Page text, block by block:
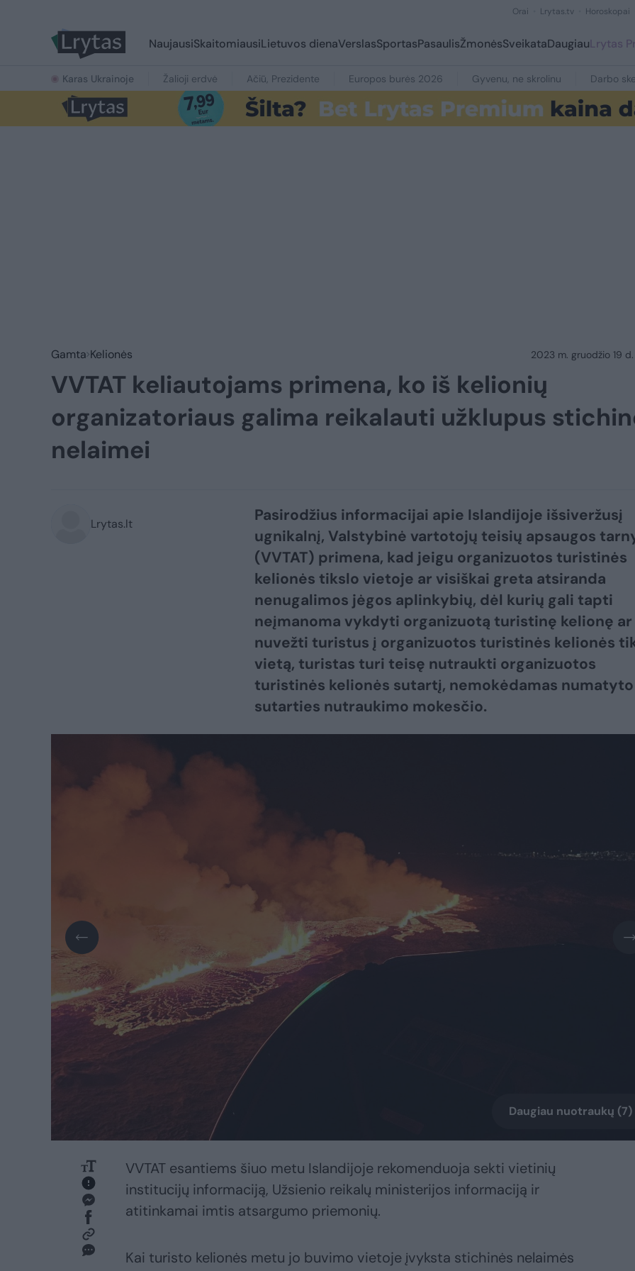
Orai Lrytas.tv Horoskopai
NaujausiSkaitomiausiLietuvos dienaVerslasSportasPasaulisŽmonėsSveikataDaugiauLrytas
Karas Ukrainoje Žalioji erdvė Ačiū, Prezidente Europos burės 2026 Gyvenu, ne skrolinu Darbo
Gamta Kelionės 2023 m. gruodžio 19
VVTAT keliautojams primena, ko iš kelionių
organizatoriaus galima reikalauti užklupus
nelaimei
Lrytas.lt
Pasirodžius informacijai apie Islandijoje išsiveržusį
ugnikalnį, Valstybinė vartotojų teisių apsaugos
(VVTAT) primena, kad jeigu organizuotos turistinės
kelionės tikslo vietoje ar visiškai greta atsiranda
nenugalimos jėgos aplinkybių, dėl kurių gali tapti
neįmanoma vykdyti organizuotą turistinę kelionę ar
nuvežti turistus į organizuotos turistinės kelionės
vietą, turistas turi teisę nutraukti organizuotos
turistinės kelionės sutartį, nemokėdamas numatyto
sutarties nutraukimo mokesčio.
Daugiau nuotraukų (7)
VVTAT esantiems šiuo metu Islandijoje rekomenduoja sekti vietinių
institucijų informaciją, Užsienio reikalų ministerijos informaciją ir
atitinkamai imtis atsargumo priemonių.
Kai turisto kelionės metu jo buvimo vietoje įvyksta stichinės nelaimės